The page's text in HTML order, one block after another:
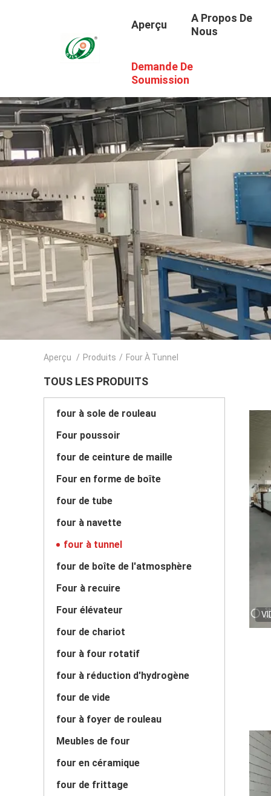
Aperçu
A Propos De
Nous
Demande De
Soumission
Aperçu / Produits / Four À Tunnel
TOUS LES PRODUITS
four à sole de rouleau
Four poussoir
four de ceinture de maille
Four en forme de boîte
four de tube
four à navette
four à tunnel
four de boîte de l'atmosphère
Four à recuire
Four élévateur
four de chariot
four à four rotatif
four à réduction d'hydrogène
four de vide
four à foyer de rouleau
Meubles de four
four en céramique
four de frittage